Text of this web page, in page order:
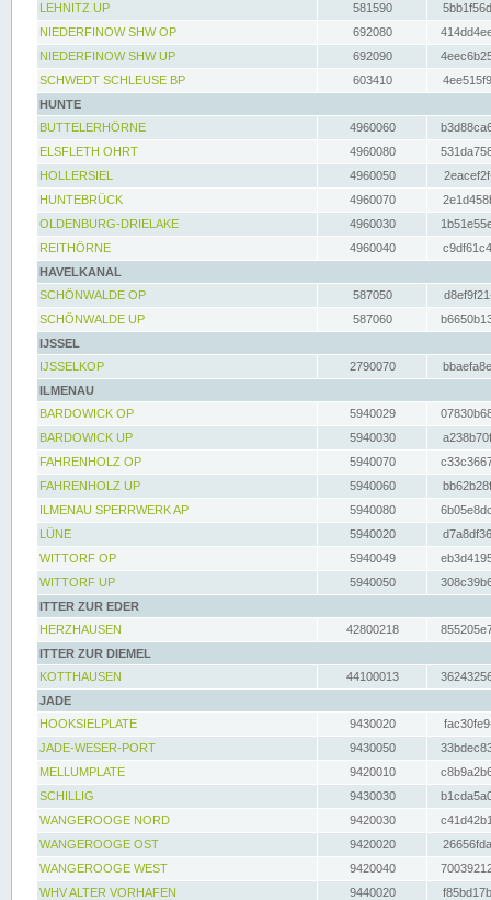
LEHNITZ UP
581590
NIEDERFINOW SHW OP
692080
NIEDERFINOW SHW UP
692090
SCHWEDT SCHLEUSE BP
603410
HUNTE
BUTTELERHÖRNE
4960060
ELSFLETH OHRT
4960080
HOLLERSIEL
4960050
HUNTEBRÜCK
4960070
OLDENBURG-DRIELAKE
4960030
REITHÖRNE
4960040
HAVELKANAL
SCHÖNWALDE OP
587050
SCHÖNWALDE UP
587060
IJSSEL
IJSSELKOP
2790070
ILMENAU
BARDOWICK OP
5940029
BARDOWICK UP
5940030
FAHRENHOLZ OP
5940070
FAHRENHOLZ UP
5940060
ILMENAU SPERRWERK AP
5940080
LÜNE
5940020
WITTORF OP
5940049
WITTORF UP
5940050
ITTER ZUR EDER
HERZHAUSEN
42800218
ITTER ZUR DIEMEL
KOTTHAUSEN
44100013
JADE
HOOKSIELPLATE
9430020
JADE-WESER-PORT
9430050
MELLUMPLATE
9420010
SCHILLIG
9430030
WANGEROOGE NORD
9420030
WANGEROOGE OST
9420020
WANGEROOGE WEST
9420040
WHV ALTER VORHAFEN
9440020